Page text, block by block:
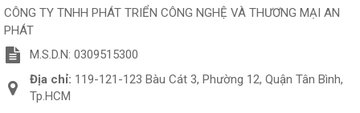
CÔNG TY TNHH PHÁT TRIỂN CÔNG NGHỆ VÀ THƯƠNG MẠI AN
PHÁT
M.S.D.N: 0309515300
Địa chỉ: 119-121-123 Bàu Cát 3, Phường 12, Quận Tân Bình,
Tp.HCM